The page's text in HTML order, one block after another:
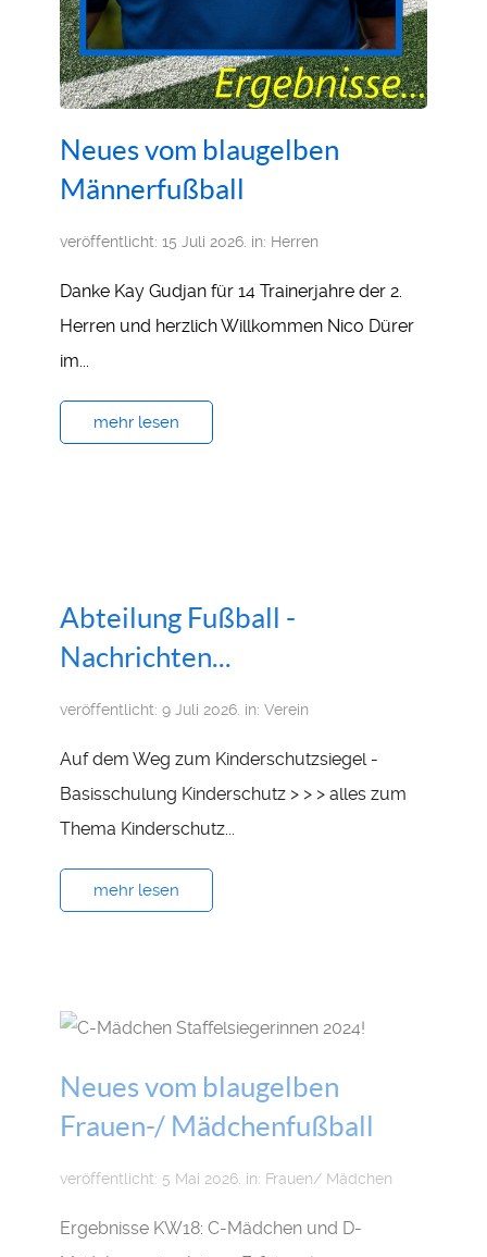
Neues vom blaugelben
Männerfußball
veröffentlicht: 15 Juli 2026. in: Herren
Danke Kay Gudjan für 14 Trainerjahre der 2.
Herren und herzlich Willkommen Nico Dürer
im...
mehr lesen
Abteilung Fußball -
Nachrichten...
veröffentlicht: 9 Juli 2026. in: Verein
Auf dem Weg zum Kinderschutzsiegel -
Basisschulung Kinderschutz > > > alles zum
Thema Kinderschutz...
mehr lesen
Neues vom blaugelben
Frauen-/ Mädchenfußball
veröffentlicht: 5 Mai 2026. in: Frauen/ Mädchen
Ergebnisse KW18: C-Mädchen und D-